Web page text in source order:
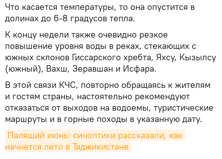
Что касается температуры, то она опустится в
долинах до 6-8 градусов тепла.
К концу недели также очевидно резкое
повышение уровня воды в реках, стекающих с
южных склонов Гиссарского хребта, Яхсу, Кызылсу
(южный), Вахш, Зеравшан и Исфара.
В этой связи КЧС, повторно обращаясь к жителям
и гостям страны, настоятельно рекомендуют
отказаться от выходов на водоемы, туристические
маршруты и в горные походы в указанную дату.
Палящий июнь: синоптики рассказали, как
начнется лето в Таджикистане